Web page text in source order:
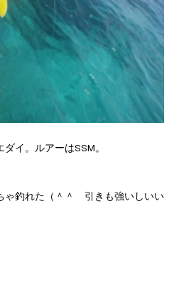
イ。ルアーはSSM。
ゃ釣れた（＾＾ 引きも強いしいい